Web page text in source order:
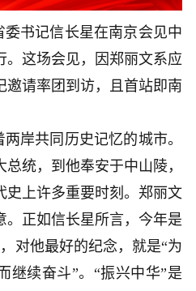
委书记信长星在南京会见中
。这场会见，因郑丽文系应
邀请率团到访，且首站即南
岸共同历史记忆的城市。
统，到他奉安于中山陵，
史上许多重要时刻。郑丽文
。正如信长星所言，今年是
对他最好的纪念，就是“为
继续奋斗”。“振兴中华”是